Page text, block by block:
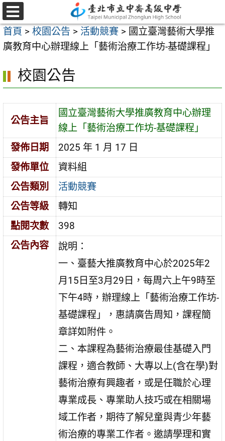
跳
至
主
要
容
選
單
首頁 > 校園公告 > 活動競賽 > 國立臺灣藝術大學推
廣教育中心辦理線上「藝術治療工作坊-基礎課程」
校園公告
公告主旨
國立臺灣藝術大學推廣教育中心辦理
線上「藝術治療工作坊-基礎課程」
發佈日期
2025 年 1 月 17 日
發佈單位
資料組
公告類別
活動競賽
公告等級
轉知
點閱次數
398
公告內容
說明：
一、臺藝大推廣教育中心於2025年2
月15日至3月29日，每周六上午9時至
下午4時，辦理線上「藝術治療工作坊-
基礎課程」，惠請廣告周知，課程簡
章詳如附件。
二、本課程為藝術治療最佳基礎入門
課程，適合教師、大專以上(含在學)對
藝術治療有興趣者，或是任職於心理
專業成長、專業助人技巧或在相關場
域工作者，期待了解兒童與青少年藝
術治療的專業工作者。邀請學理和實